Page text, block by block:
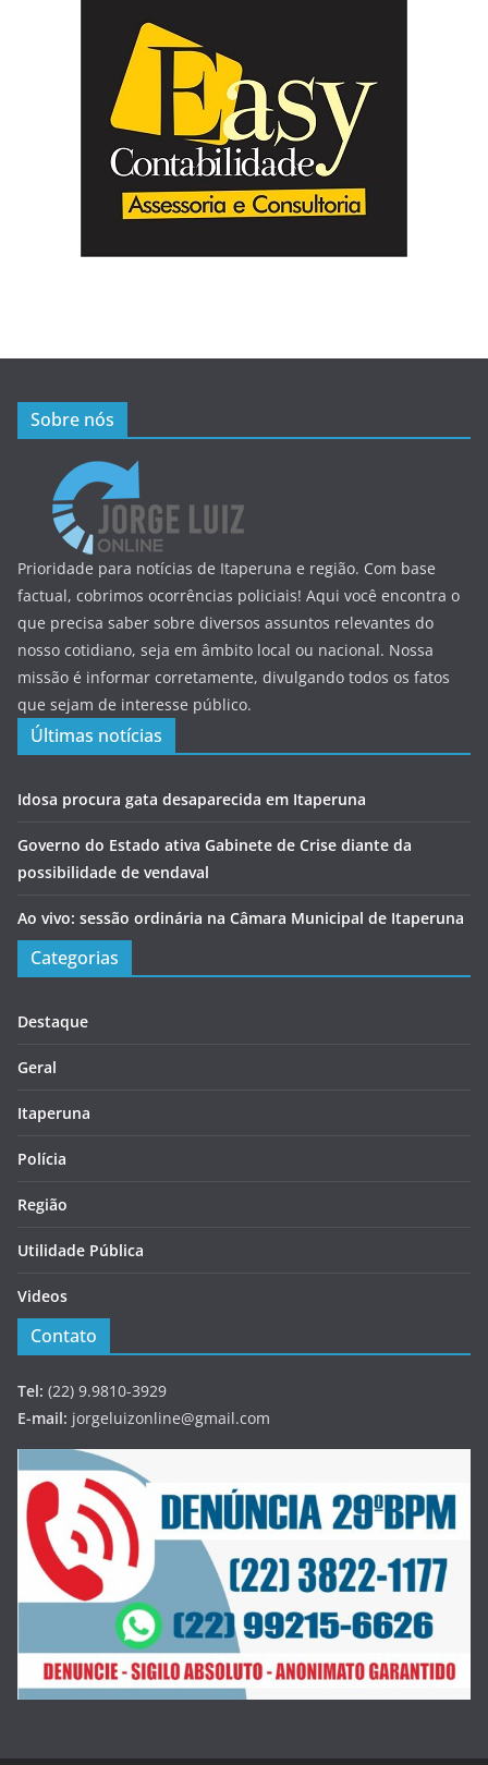
Sobre nós
Prioridade para notícias de Itaperuna e região. Com base
factual, cobrimos ocorrências policiais! Aqui você encontra o
que precisa saber sobre diversos assuntos relevantes do
nosso cotidiano, seja em âmbito local ou nacional. Nossa
missão é informar corretamente, divulgando todos os fatos
que sejam de interesse público.
Últimas notícias
Idosa procura gata desaparecida em Itaperuna
Governo do Estado ativa Gabinete de Crise diante da
possibilidade de vendaval
Ao vivo: sessão ordinária na Câmara Municipal de Itaperuna
Categorias
Destaque
Geral
Itaperuna
Polícia
Região
Utilidade Pública
Videos
Contato
Tel: (22) 9.9810-3929
E-mail: jorgeluizonline@gmail.com